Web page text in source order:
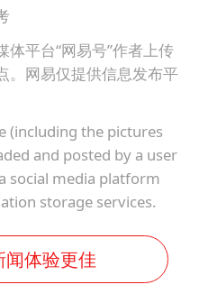
平台“网易号”作者上传
。网易仅提供信息发布平
(including the pictures
and posted by a user
social media platform
storage services.
体验更佳